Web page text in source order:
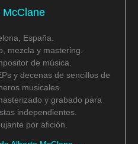
McClane
España.
mezcla y mastering.
de música.
y decenas de sencillos de
musicales.
y grabado para
independientes.
por afición.